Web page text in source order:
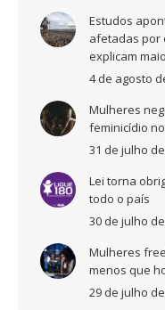
Estudos
afetadas por
explicam
4 de agosto
Mulheres
feminicídio
31 de julho
Lei torna
todo o país
30 de julho
Mulheres
menos que
29 de julho